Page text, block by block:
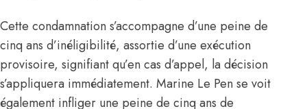
Cette condamnation s’accompagne d’une peine de
cinq ans d’inéligibilité, assortie d’une exécution
provisoire, signifiant qu’en cas d’appel, la décision
s’appliquera immédiatement. Marine Le Pen se voit
également infliger une peine de cinq ans de